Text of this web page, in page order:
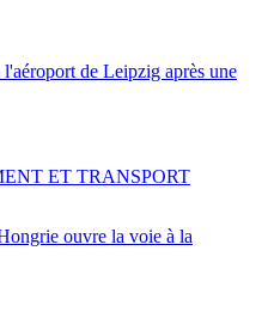
de Leipzig après une
ouvre la voie à la
ET TRANSPORT